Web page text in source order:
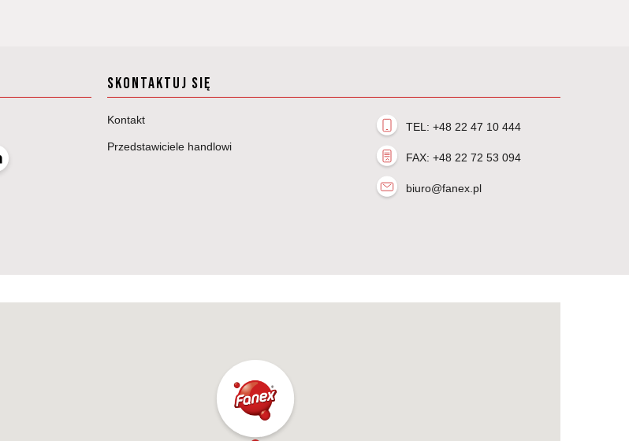
SKONTAKTUJ SIĘ
Kontakt
Przedstawiciele handlowi
TEL: +48 22 47 10 444
FAX: +48 22 72 53 094
biuro@fanex.pl